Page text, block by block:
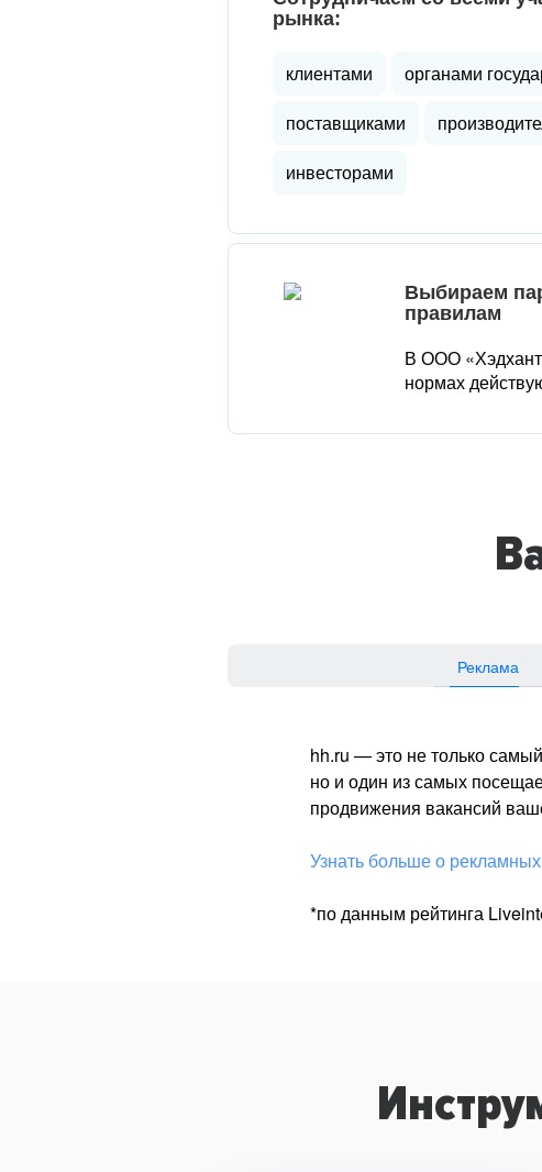
рынка:
клиентами
органами
поставщиками
инвесторами
Выбираем
правилам
В ООО
нормах
Реклама
hh.ru — это не только
но и один из самых
продвижения вакансий
Узнать больше о
*по данным рейтинга